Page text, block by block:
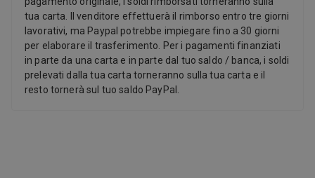
tua carta. Il venditore effettuerà il rimborso entro tre giorni
lavorativi, ma Paypal potrebbe impiegare fino a 30 giorni
per elaborare il trasferimento. Per i pagamenti finanziati
in parte da una carta e in parte dal tuo saldo / banca, i soldi
prelevati dalla tua carta torneranno sulla tua carta e il
resto tornerà sul tuo saldo PayPal.